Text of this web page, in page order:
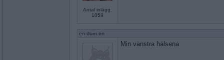
Antal inlägg:
1059
en dum en
Min vänstra hälsena